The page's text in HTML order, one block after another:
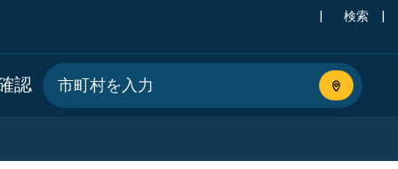
| |
認 現在地を